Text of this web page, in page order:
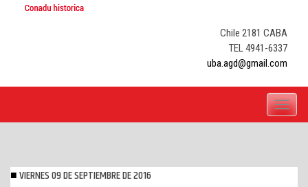
Chile 2181 CABA
TEL 4941-6337
uba.agd@gmail.com
Toggle
VIERNES 09 DE SEPTIEMBRE DE 2016